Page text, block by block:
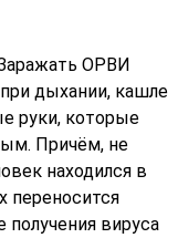
ОРВИ
дыхании, кашле
руки, которые
Причём, не
находился в
переносится
получения вируса